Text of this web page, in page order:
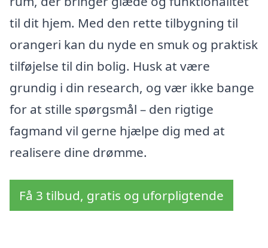
til dit hjem. Med den rette tilbygning til
orangeri kan du nyde en smuk og praktisk
tilføjelse til din bolig. Husk at være
grundig i din research, og vær ikke bange
for at stille spørgsmål – den rigtige
fagmand vil gerne hjælpe dig med at
realisere dine drømme.
Få 3 tilbud, gratis og uforpligtende